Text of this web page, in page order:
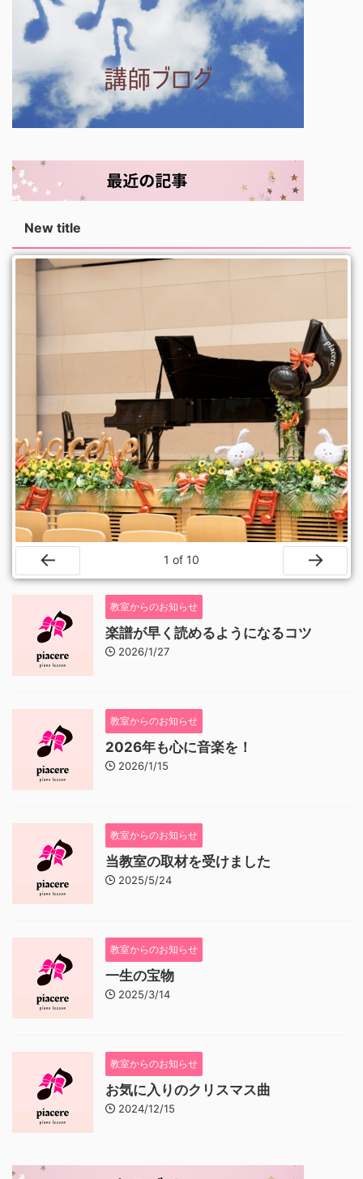
New title
1 of 10
教室からのお知らせ
楽譜が早く読めるようになるコツ
2026/1/27
教室からのお知らせ
2026年も心に音楽を！
2026/1/15
教室からのお知らせ
当教室の取材を受けました
2025/5/24
教室からのお知らせ
一生の宝物
2025/3/14
教室からのお知らせ
お気に入りのクリスマス曲
2024/12/15